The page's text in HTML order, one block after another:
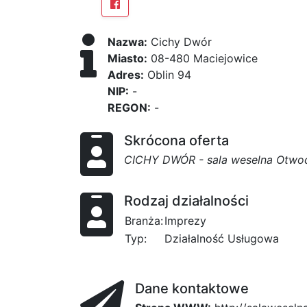
Nazwa: Cichy Dwór
Miasto: 08-480 Maciejowice
Adres: Oblin 94
NIP: -
REGON: -
Skrócona oferta
CICHY DWÓR - sala weselna
Rodzaj działalności
Branża:Imprezy
Typ:
Działalność Usługowa
Dane kontaktowe